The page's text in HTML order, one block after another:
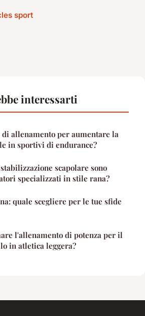
sport
interessarti
allenamento per aumentare la
in sportivi di endurance?
scapolare sono
specializzati in stile rana?
quale scegliere per le tue sfide
l'allenamento di potenza per il
in atletica leggera?